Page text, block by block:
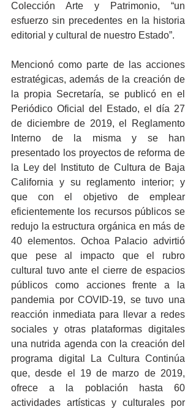
Colección Arte y Patrimonio, “un
esfuerzo sin precedentes en la historia
editorial y cultural de nuestro Estado”.
Mencionó como parte de las acciones
estratégicas, además de la creación de
la propia Secretaría, se publicó en el
Periódico Oficial del Estado, el día 27
de diciembre de 2019, el Reglamento
Interno de la misma y se han
presentado los proyectos de reforma de
la Ley del Instituto de Cultura de Baja
California y su reglamento interior; y
que con el objetivo de emplear
eficientemente los recursos públicos se
redujo la estructura orgánica en más de
40 elementos. Ochoa Palacio advirtió
que pese al impacto que el rubro
cultural tuvo ante el cierre de espacios
públicos como acciones frente a la
pandemia por COVID-19, se tuvo una
reacción inmediata para llevar a redes
sociales y otras plataformas digitales
una nutrida agenda con la creación del
programa digital La Cultura Continúa
que, desde el 19 de marzo de 2019,
ofrece a la población hasta 60
actividades artísticas y culturales por